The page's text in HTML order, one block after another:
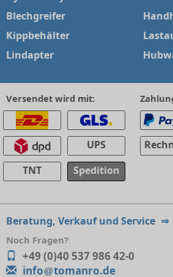
Blechgreifer
Kippbehälter
Lindapter
Versendet wird mit:
UPS
TNT
Spedition
Beratung, Verkauf und Service ⇒
Noch Fragen?
+49 (0)40 537 986 42-0
info
tomanro.de